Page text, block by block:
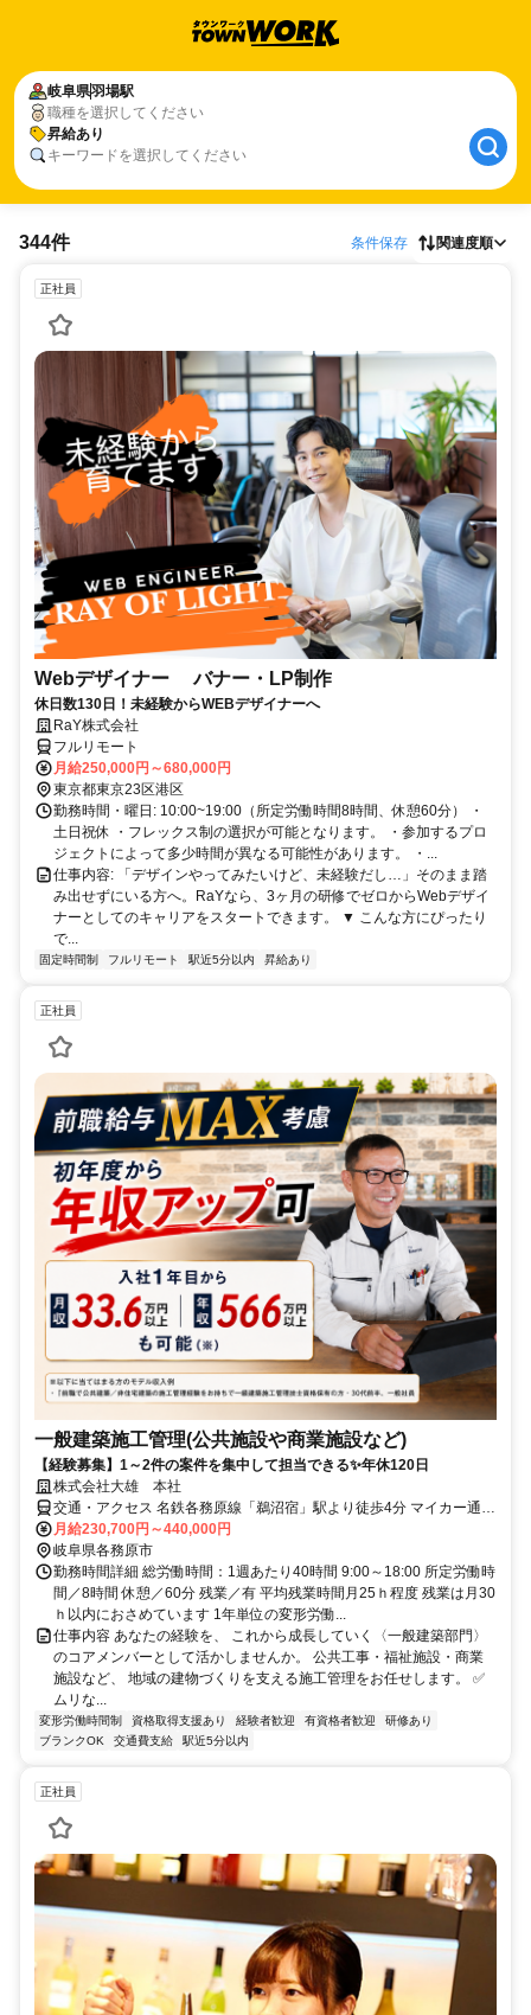
岐阜県羽場駅
職種を選択してください
昇給あり
キーワードを選択してください
344件 条件保存 関連度順
正社員
Webデザイナー バナー・LP制作
休日数130日！未経験からWEBデザイナーへ
RaY株式会社
フルリモート
月給250,000円～680,000円
東京都東京23区港区
勤務時間・曜日: 10:00~19:00（所定労働時間8時間、休憩60分） ・
土日祝休 ・フレックス制の選択が可能となります。 ・参加するプロ
ジェクトによって多少時間が異なる可能性があります。 ・...
仕事内容: 「デザインやってみたいけど、未経験だし…」そのまま踏
み出せずにいる方へ。RaYなら、3ヶ月の研修でゼロからWebデザイ
ナーとしてのキャリアをスタートできます。 ▼ こんな方にぴったり
で...
固定時間制 フルリモート 駅近5分以内 昇給あり
正社員
一般建築施工管理(公共施設や商業施設など)
【経験募集】1～2件の案件を集中して担当できる✨年休120日
株式会社大雄 本社
交通・アクセス 名鉄各務原線「鵜沼宿」駅より徒歩4分 マイカー通勤
OK
月給230,700円～440,000円
岐阜県各務原市
勤務時間詳細 総労働時間：1週あたり40時間 9:00～18:00 所定労働時
間／8時間 休憩／60分 残業／有 平均残業時間月25ｈ程度 残業は月30
ｈ以内におさめています 1年単位の変形労働...
仕事内容 あなたの経験を、 これから成長していく〈一般建築部門〉
のコアメンバーとして活かしませんか。 公共工事・福祉施設・商業
施設など、 地域の建物づくりを支える施工管理をお任せします。 ✅
ムリな...
変形労働時間制 資格取得支援あり 経験者歓迎 有資格者歓迎
研修あり
ブランクOK
交通費支給 駅近5分以内
正社員